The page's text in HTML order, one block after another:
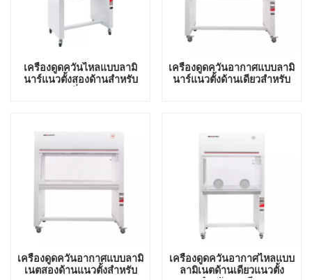
เครื่องดูดควันไหลแบบลามิ
นาร์แนวตั้งสองด้านสำหรับ
เครื่องดูดควันอากาศแบบลามิ
นาร์แนวตั้งด้านเดียวสำหรับ
เครื่องดูดควันอากาศแบบลามิ
เนตสองด้านแนวตั้งสำหรับ
เครื่องดูดควันอากาศไหลแบบ
ลามิเนตด้านเดียวแนวตั้ง